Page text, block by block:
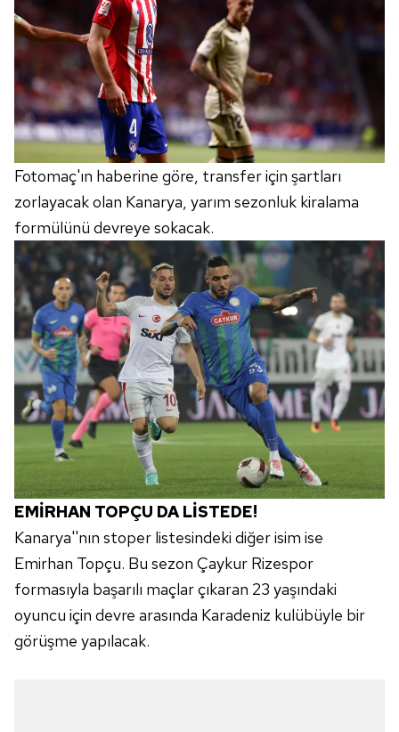
Fotomaç'ın haberine göre, transfer için şartları
zorlayacak olan Kanarya, yarım sezonluk kiralama
formülünü devreye sokacak.
EMİRHAN TOPÇU DA LİSTEDE!
Kanarya''nın stoper listesindeki diğer isim ise
Emirhan Topçu. Bu sezon Çaykur Rizespor
formasıyla başarılı maçlar çıkaran 23 yaşındaki
oyuncu için devre arasında Karadeniz kulübüyle bir
görüşme yapılacak.